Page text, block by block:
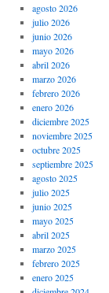
agosto 2026
julio 2026
junio 2026
mayo 2026
abril 2026
marzo 2026
febrero 2026
enero 2026
diciembre 2025
noviembre 2025
octubre 2025
septiembre 2025
agosto 2025
julio 2025
junio 2025
mayo 2025
abril 2025
marzo 2025
febrero 2025
enero 2025